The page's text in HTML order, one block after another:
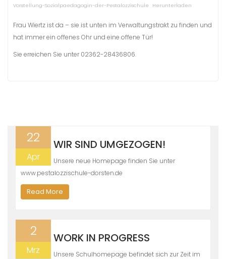
Vorstellung-Sozialpaedagogin-der-Pestalozzischule Herunterladen
Frau Wiertz ist da – sie ist unten im Verwaltungstrakt zu finden und
hat immer ein offenes Ohr und eine offene Tür!
Sie erreichen Sie unter 02362-28436806.
22
Apr
WIR SIND UMGEZOGEN!
Unsere neue Homepage finden Sie unter
www.pestalozzischule-dorsten.de
Read More
2
Mrz
WORK IN PROGRESS
Unsere Schulhomepage befindet sich zur Zeit im